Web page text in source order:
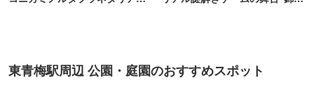
東青梅駅周辺 公園・庭園のおすすめスポット